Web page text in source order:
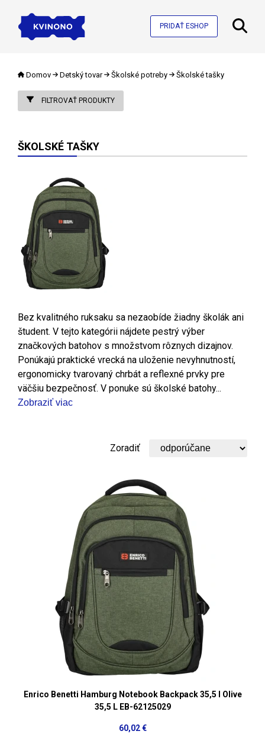
PRIDAŤ ESHOP
Domov Detský tovar Školské potreby Školské tašky
FILTROVAŤ PRODUKTY
ŠKOLSKÉ TAŠKY
Bez kvalitného ruksaku sa nezaobíde žiadny školák ani
študent. V tejto kategórii nájdete pestrý výber
značkových batohov s množstvom rôznych dizajnov.
Ponúkajú praktické vrecká na uloženie nevyhnutností,
ergonomicky tvarovaný chrbát a reflexné prvky pre
väčšiu bezpečnosť. V ponuke sú školské batohy...
Zobraziť viac
Zoradiť
Enrico Benetti Hamburg Notebook Backpack 35,5 l Olive
35,5 L EB-62125029
60,02 €